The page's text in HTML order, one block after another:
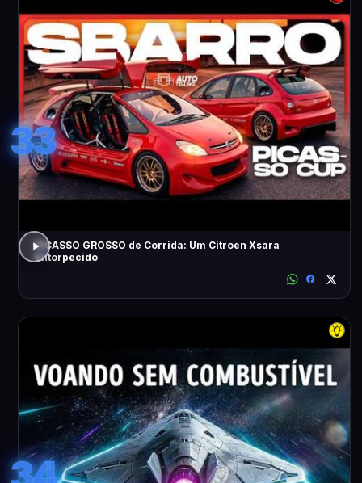
33
PICASSO GROSSO de Corrida: Um Citroen Xsara
Entorpecido